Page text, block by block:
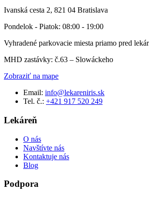
Ivanská cesta 2, 821 04 Bratislava
Pondelok - Piatok: 08:00 - 19:00
Vyhradené parkovacie miesta priamo pred
MHD zastávky: č.63 – Slowáckeho
Zobraziť na mape
Email: info@lekareniris.sk
Tel. č.: +421 917 520 249
Lekáreň
O nás
Navštívte nás
Kontaktuje nás
Blog
Podpora